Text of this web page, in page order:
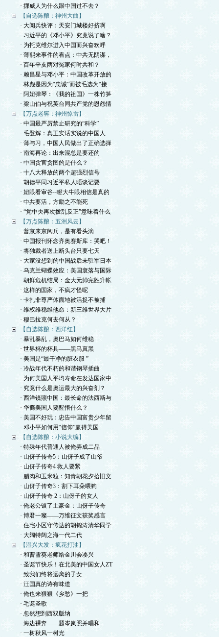
· 挪威人为什么跟中国过不去？
【自选陈酿：神州大曲】
· 大阅兵快评：天安门城楼好挤啊
· 习近平的《邓小平》究竟说了啥？
· 为托克维尔进入中国而兴奋欢呼
· 薄熙来事件的看点：中共无阴谋，
· 百年辛亥两对冤家何时共和？
· 赖昌星与邓小平：中国改革开放的
· 林彪是因为“忠诚”而被毛选为“接
· 阿妞弹琴：《我的祖国》一株竹笋
· 梁山伯与祝英台同共产党的恩怨情
【万点老窖：神州惊雷】
· 中国最严厉禁止研究的“科学”
· 毛登辉：真正实话实说的中国人
· 薄与习，中国人民做出了正确选择
· 南海再论：出来混总是要还的
· 中国贪官贪图的是什么？
· 十八大释放的两个超强烈信号
· 胡德平同习近平私人晤谈记要
· 妞眼看审谷--瞪大牛眼相信是真的
· 中共要活，方励之不能死
· “党中央再次拨乱反正”意味着什么
【万点陈酿：五洲风云】
· 普京来京阅兵，是有看头滴
· 中国报刊怀念齐奥赛斯库：哭吧！
· 将独裁者送上断头台只要七天
· 大家没想到的中国战后未驻军日本
· 乌克兰蝴蝶效应：美国衰落与国际
· 朝鲜危机结局：金大元帅完胜升帐
· 这样的国家，不疯才怪呢
· 卡扎非尊严体面地被活捉不被捕
· 维权维稳维他命：新三维世界大片
· 穆巴拉克何去何从？
【自选陈酿：西洋红】
· 暴乱暴乱，奥巴马如何维稳
· 世界杯的杯具——黑马真黑
· 美国是“最干净的脏衣服 ”
· 冷战年代不朽的和谐钢琴插曲
· 为何美国人平均寿命在发达国家中
· 究竟什么是奥运最大的兴奋剂？
· 西洋镜照中国：最长命的法西斯与
· 华裔美国人要醒悟什么？
· 美国不好玩：忠告中国富贵少年留
· 邓小平如何用“信仰”赢得美国
【自选陈酿：小说大编】
· 特殊年代普通人被俺弄成二品
· 山伢子传奇5：山伢子成了山爷
· 山伢子传奇4 救人要紧
· 腊肉和玉米粒：知青朝花夕拾旧文
· 山伢子传奇3：割下耳朵喂狗
· 山伢子传奇 2：山伢子的女人
· 俺老公镀了土豪金：山伢子传奇
· 博君一璨——万维征文获奖感言
· 住宅小区守传达的胡锦涛清华同学
· 大阔特阔之海一代二代
【湿兴大发：疯花打油】
· 和曹雪葵老师给金川会凑兴
· 圣诞节快乐！在北美的中国女人ZT
· 致我们终将远离的子女
· 汪国真的诗有味道
· 俺也来狠狠《乡愁》一把
· 毛诞圣歌
· 忽然想到西双版纳
· 海边裸奔——题岑岚照并唱和
· 一树秋风一树光